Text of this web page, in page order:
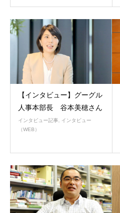
【インタビュー】グーグル
人事本部長 谷本美穂さん
インタビュー記事
インタビュー
（WEB）